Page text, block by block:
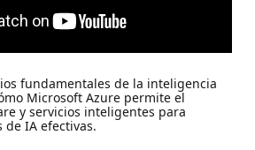
fundamentales de la inteligencia
Microsoft Azure permite el
y servicios inteligentes para
IA efectivas.